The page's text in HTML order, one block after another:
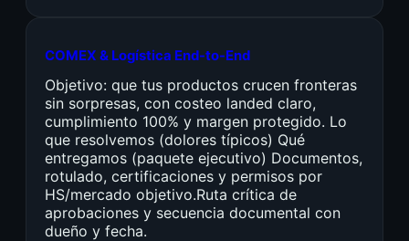
COMEX & Logística End-to-End
Objetivo: que tus productos crucen fronteras
sin sorpresas, con costeo landed claro,
cumplimiento 100% y margen protegido. Lo
que resolvemos (dolores típicos) Qué
entregamos (paquete ejecutivo) Documentos,
rotulado, certificaciones y permisos por
HS/mercado objetivo.Ruta crítica de
aprobaciones y secuencia documental con
dueño y fecha.